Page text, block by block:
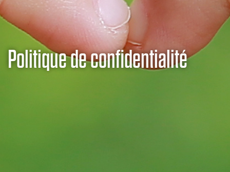
Politique de confidentialité